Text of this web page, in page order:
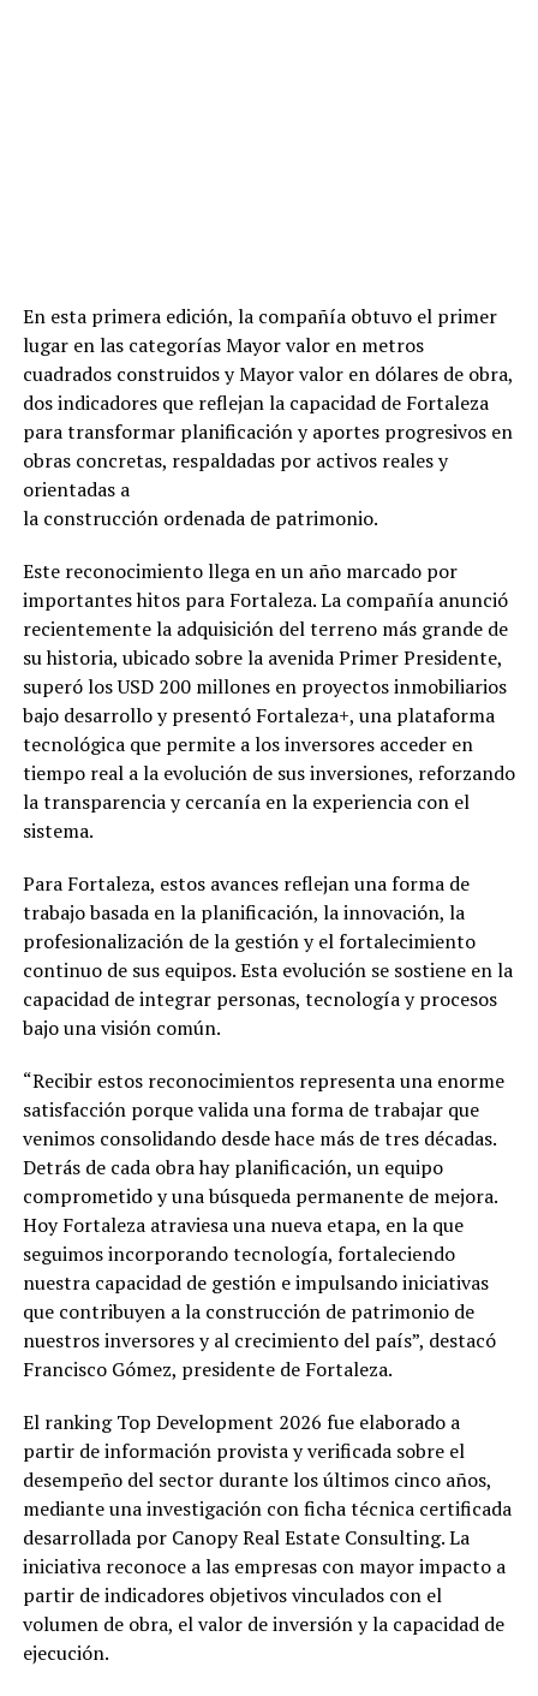
En esta primera edición, la compañía obtuvo el primer
lugar en las categorías Mayor valor en metros
cuadrados construidos y Mayor valor en dólares de obra,
dos indicadores que reflejan la capacidad de Fortaleza
para transformar planificación y aportes progresivos en
obras concretas, respaldadas por activos reales y
orientadas a
la construcción ordenada de patrimonio.
Este reconocimiento llega en un año marcado por
importantes hitos para Fortaleza. La compañía anunció
recientemente la adquisición del terreno más grande de
su historia, ubicado sobre la avenida Primer Presidente,
superó los USD 200 millones en proyectos inmobiliarios
bajo desarrollo y presentó Fortaleza+, una plataforma
tecnológica que permite a los inversores acceder en
tiempo real a la evolución de sus inversiones, reforzando
la transparencia y cercanía en la experiencia con el
sistema.
Para Fortaleza, estos avances reflejan una forma de
trabajo basada en la planificación, la innovación, la
profesionalización de la gestión y el fortalecimiento
continuo de sus equipos. Esta evolución se sostiene en la
capacidad de integrar personas, tecnología y procesos
bajo una visión común.
“Recibir estos reconocimientos representa una enorme
satisfacción porque valida una forma de trabajar que
venimos consolidando desde hace más de tres décadas.
Detrás de cada obra hay planificación, un equipo
comprometido y una búsqueda permanente de mejora.
Hoy Fortaleza atraviesa una nueva etapa, en la que
seguimos incorporando tecnología, fortaleciendo
nuestra capacidad de gestión e impulsando iniciativas
que contribuyen a la construcción de patrimonio de
nuestros inversores y al crecimiento del país”, destacó
Francisco Gómez, presidente de Fortaleza.
El ranking Top Development 2026 fue elaborado a
partir de información provista y verificada sobre el
desempeño del sector durante los últimos cinco años,
mediante una investigación con ficha técnica certificada
desarrollada por Canopy Real Estate Consulting. La
iniciativa reconoce a las empresas con mayor impacto a
partir de indicadores objetivos vinculados con el
volumen de obra, el valor de inversión y la capacidad de
ejecución.